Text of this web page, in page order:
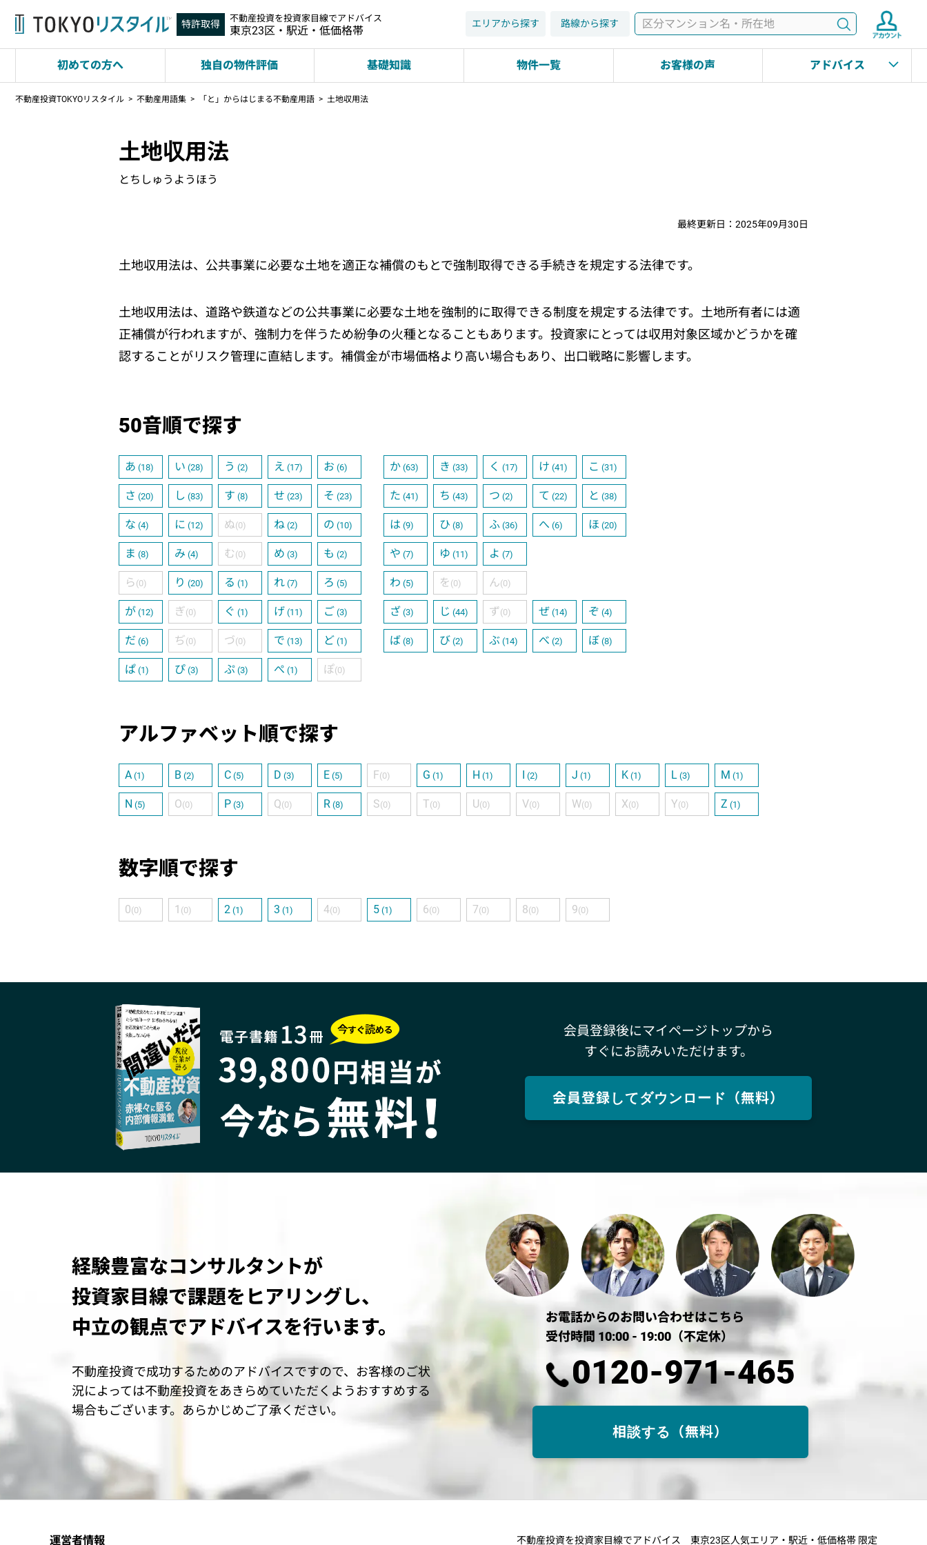
特許取得 不動産投資を投資家目線でアドバイス
東京23区・駅近・低価格帯
検索
エリアから探す 路線から探す
初めての方へ 独自の物件評価 基礎知識 物件一覧 お客様の声 アドバイス
不動産投資TOKYOリスタイル 不動産用語集 「と」からはじまる不動産用語 土地収用法
土地収用法
とちしゅうようほう
最終更新日：2025年09月30日
土地収用法は、公共事業に必要な土地を適正な補償のもとで強制取得できる手続きを規定する法律です。
土地収用法は、道路や鉄道などの公共事業に必要な土地を強制的に取得できる制度を規定する法律です。土地所有者には適
正補償が行われますが、強制力を伴うため紛争の火種となることもあります。投資家にとっては収用対象区域かどうかを確
認することがリスク管理に直結します。補償金が市場価格より高い場合もあり、出口戦略に影響します。
50音順で探す
あ (18) い (28) う (2) え (17) お (6) か (63) き (33) く (17) け (41) こ (31)
さ (20) し (83) す (8) せ (23) そ (23) た (41) ち (43) つ (2) て (22) と (38)
な (4) に (12) ぬ(0) ね (2) の (10) は (9) ひ (8) ふ (36) へ (6) ほ (20)
ま (8) み (4) む (0) め (3) も (2) や (7) ゆ (11) よ (7)
ら (0) り (20) る (1) れ (7) ろ (5) わ (5) を (0) ん(0)
が (12) ぎ(0) ぐ (1) げ (11) ご (3) ざ (3) じ (44) ず(0) ぜ (14) ぞ (4)
だ (6) ぢ(0) づ(0) で (13) ど (1) ば (8) び (2) ぶ (14) べ (2) ぼ (8)
ぱ (1) ぴ (3) ぷ (3) ぺ (1) ぽ(0)
アルファベット順で探す
A (1) B (2) C (5) D (3) E (5) F(0) G (1) H (1) I (2) J (1) K (1) L (3) M (1)
N (5) O(0) P (3) Q(0) R (8) S(0) T(0) U(0) V(0) W(0) X(0) Y(0) Z (1)
数字順で探す
0(0) 1 (0) 2 (1) 3 (1) 4(0) 5 (1) 6(0) 7(0) 8(0) 9(0)
会員登録後にマイページトップから
すぐにお読みいただけます。
会員登録してダウンロード（無料）
経験豊富なコンサルタントが
投資家目線で課題をヒアリングし、
中立の観点でアドバイスを行います。
不動産投資で成功するためのアドバイスですので、お客様のご状
況によっては不動産投資をあきらめていただくようおすすめする
場合もございます。あらかじめご了承ください。
お電話からのお問い合わせはこちら
受付時間 10:00 - 19:00（不定休）
0120-971-465
相談する（無料）
運営者情報 不動産投資を投資家目線でアドバイス 東京23区人気エリア・駅近・低価格帯 限定